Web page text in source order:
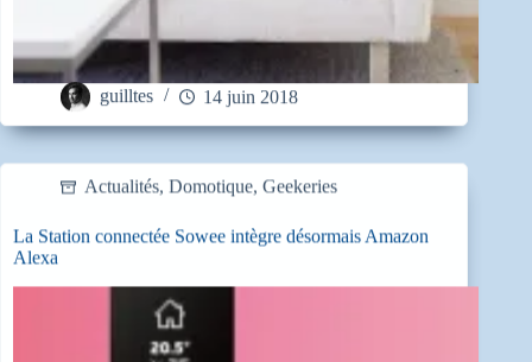
guilltes 14 juin 2018
Actualités, Domotique, Geekeries
La Station connectée Sowee intègre désormais Amazon
Alexa